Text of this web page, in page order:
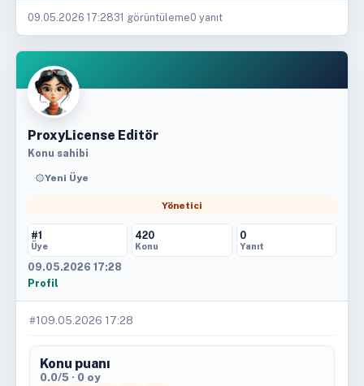
09.05.2026 17:2831 görüntüleme0 yanıt
ProxyLicense Editör
Konu sahibi
Yeni Üye
Yönetici
#1
Üye
420
Konu
0
Yanıt
09.05.2026 17:28
Profil
#1 09.05.2026 17:28
Konu puanı
0.0/5 · 0 oy